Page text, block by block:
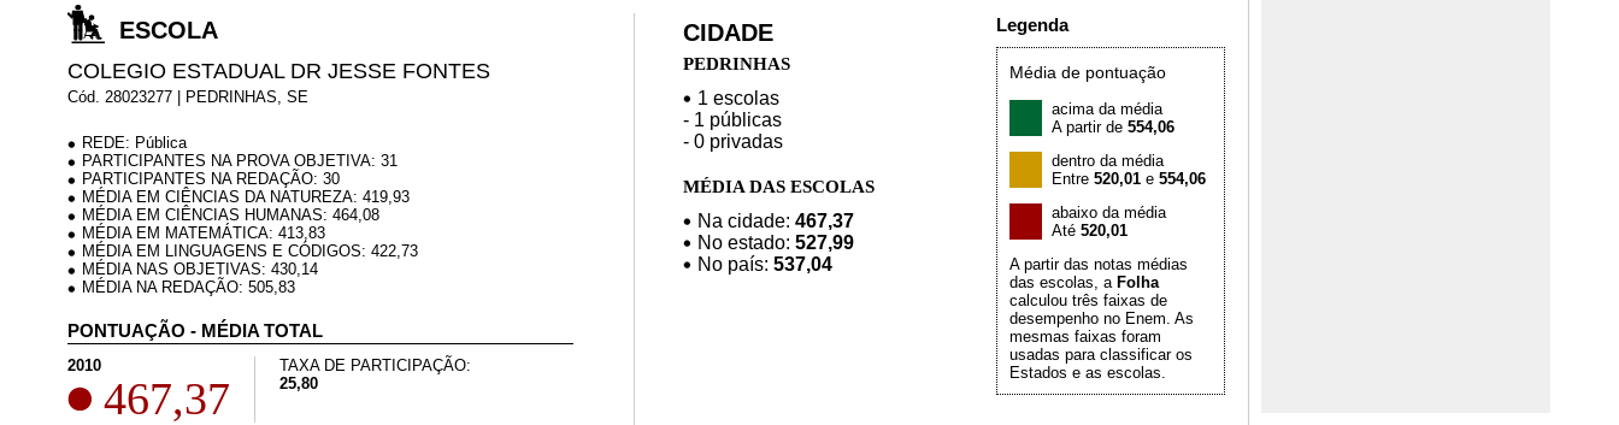
ESCOLA
COLEGIO ESTADUAL DR JESSE FONTES
Cód. 28023277 | PEDRINHAS, SE
REDE: Pública
PARTICIPANTES NA PROVA OBJETIVA: 31
PARTICIPANTES NA REDAÇÃO: 30
MÉDIA EM CIÊNCIAS DA NATUREZA: 419,93
MÉDIA EM CIÊNCIAS HUMANAS: 464,08
MÉDIA EM MATEMÁTICA: 413,83
MÉDIA EM LINGUAGENS E CÓDIGOS: 422,73
MÉDIA NAS OBJETIVAS: 430,14
MÉDIA NA REDAÇÃO: 505,83
PONTUAÇÃO - MÉDIA TOTAL
2010
467,37
TAXA DE PARTICIPAÇÃO:
25,80
CIDADE
PEDRINHAS
1 escolas
- 1 públicas
- 0 privadas
MÉDIA DAS ESCOLAS
Na cidade: 467,37
No estado: 527,99
No país: 537,04
Legenda
Média de pontuação
acima da média
A partir de 554,06
dentro da média
Entre 520,01 e 554,06
abaixo da média
Até 520,01
A partir das notas médias
das escolas, a Folha
calculou três faixas de
desempenho no Enem. As
mesmas faixas foram
usadas para classificar os
Estados e as escolas.